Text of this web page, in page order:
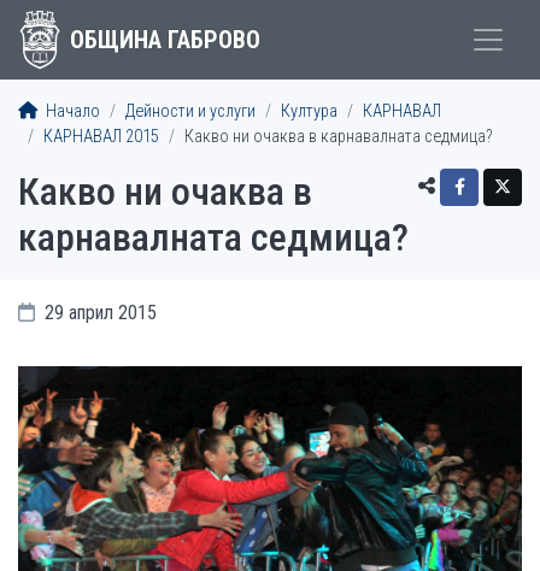
ОБЩИНА ГАБРОВО
Начало Дейности и услуги Култура
КАРНАВАЛ
КАРНАВАЛ 2015
Какво ни очаква в карнавалната седмица?
Какво ни очаква в
карнавалната седмица?
29 април 2015